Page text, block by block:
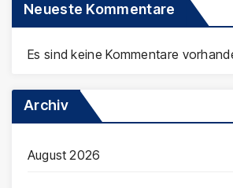
Neueste Kommentare
Es sind keine Kommentare
Archiv
August 2026